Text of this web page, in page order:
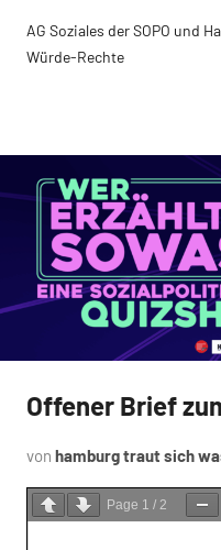
AG Soziales der SOPO und
Würde-Rechte
Uncategorized
Offener Brief
von hamburg traut sich
Page 1 / 2